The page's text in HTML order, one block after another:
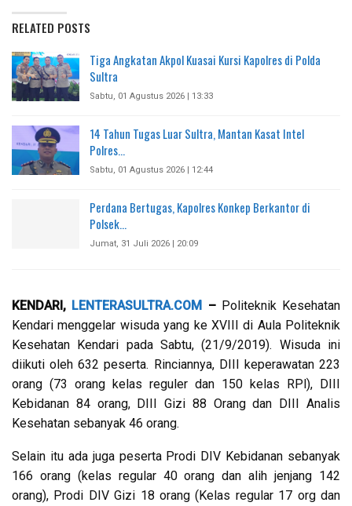
RELATED POSTS
Tiga Angkatan Akpol Kuasai Kursi Kapolres di Polda
Sultra
Sabtu, 01 Agustus 2026 | 13:33
14 Tahun Tugas Luar Sultra, Mantan Kasat Intel
Polres…
Sabtu, 01 Agustus 2026 | 12:44
Perdana Bertugas, Kapolres Konkep Berkantor di
Polsek…
Jumat, 31 Juli 2026 | 20:09
KENDARI, LENTERASULTRA.COM – Politeknik Kesehatan
Kendari menggelar wisuda yang ke XVIII di Aula Politeknik
Kesehatan Kendari pada Sabtu, (21/9/2019). Wisuda ini
diikuti oleh 632 peserta. Rinciannya, DIII keperawatan 223
orang (73 orang kelas reguler dan 150 kelas RPl), DIII
Kebidanan 84 orang, DIII Gizi 88 Orang dan DIII Analis
Kesehatan sebanyak 46 orang.
Selain itu ada juga peserta Prodi DIV Kebidanan sebanyak
166 orang (kelas regular 40 orang dan alih jenjang 142
orang), Prodi DIV Gizi 18 orang (Kelas regular 17 org dan